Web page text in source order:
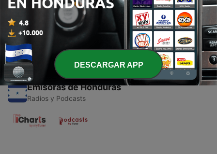
1 - La bolsa de monedas
15 abr. 2021
Emisoras de Honduras
Radios y Podcasts
DESCARGAR APP